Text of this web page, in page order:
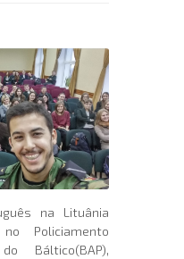
na Lituânia
Policiamento
Báltico(BAP),